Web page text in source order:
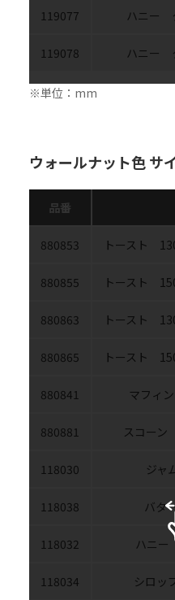
119077 ハニー
119078 ハニー
※単位：mm
ウォールナット色 サ
品番
880853 トースト
880855 トースト
880863 トースト
880865 トースト
880841 マフィ
880881 スコー
118030 ジ
118038 バタ
118032 ハニ
118034 シロ